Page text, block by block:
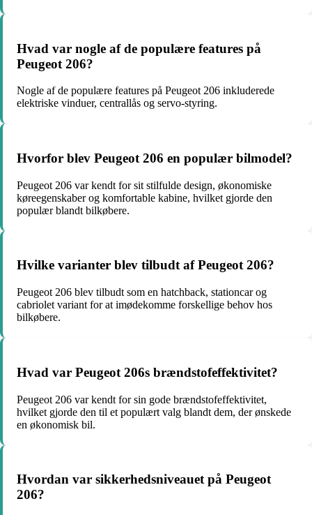
Hvad var nogle af de populære features på
Peugeot 206?
Nogle af de populære features på Peugeot 206 inkluderede
elektriske vinduer, centrallås og servo-styring.
Hvorfor blev Peugeot 206 en populær bilmodel?
Peugeot 206 var kendt for sit stilfulde design, økonomiske
køreegenskaber og komfortable kabine, hvilket gjorde den
populær blandt bilkøbere.
Hvilke varianter blev tilbudt af Peugeot 206?
Peugeot 206 blev tilbudt som en hatchback, stationcar og
cabriolet variant for at imødekomme forskellige behov hos
bilkøbere.
Hvad var Peugeot 206s brændstofeffektivitet?
Peugeot 206 var kendt for sin gode brændstofeffektivitet,
hvilket gjorde den til et populært valg blandt dem, der ønskede
en økonomisk bil.
Hvordan var sikkerhedsniveauet på Peugeot
206?